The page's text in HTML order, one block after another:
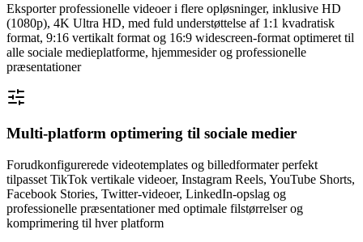
Eksporter professionelle videoer i flere opløsninger, inklusive HD
(1080p), 4K Ultra HD, med fuld understøttelse af 1:1 kvadratisk
format, 9:16 vertikalt format og 16:9 widescreen-format optimeret til
alle sociale medieplatforme, hjemmesider og professionelle
præsentationer
Multi-platform optimering til sociale medier
Forudkonfigurerede videotemplates og billedformater perfekt
tilpasset TikTok vertikale videoer, Instagram Reels, YouTube Shorts,
Facebook Stories, Twitter-videoer, LinkedIn-opslag og
professionelle præsentationer med optimale filstørrelser og
komprimering til hver platform